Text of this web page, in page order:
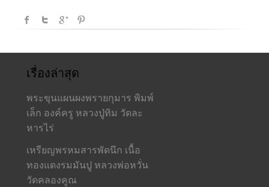
เรื่องล่าสุด
พระขุนแผนผงพรายกุมาร พิมพ์
เล็ก องค์ครู หลวงปู่ทิม วัดละ
หารไร่
เหรียญพรหมสารพัดนึก เนื้อ
ทองแดงรมมันปู หลวงพ่อหวั่น
วัดคลองคูณ